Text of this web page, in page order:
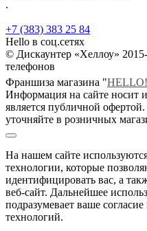
.
+7 (383) 383 25 84
Hello в соц.сетях
© Дискаунтер «Хеллоу»
телефонов
Франшиза магазина "HELLO!
Информация на сайте носит
является публичной
уточняйте в розничных
На нашем сайте
технологии, которые
идентифицировать вас, а
веб-сайт. Дальнейшее
подразумевает ваше
технологий.